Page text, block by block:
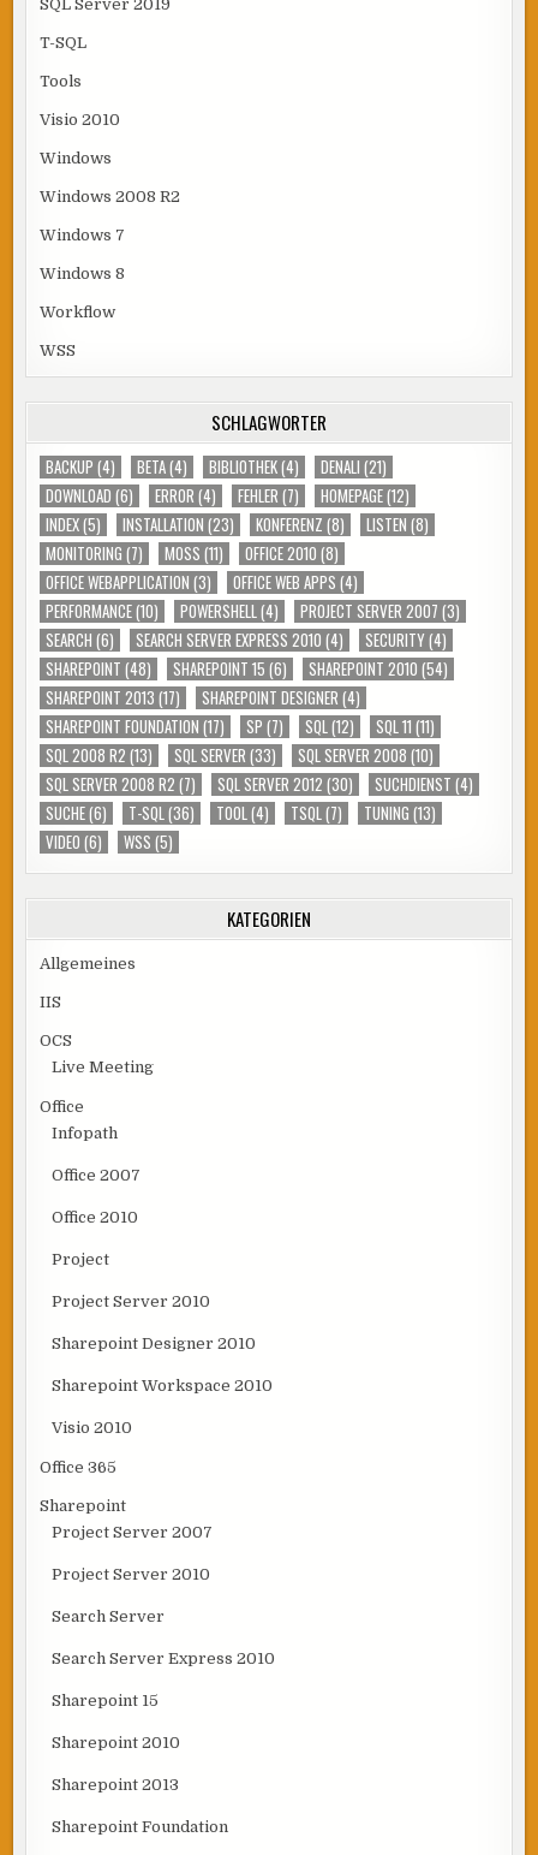
SQL Server 2019
T-SQL
Tools
Visio 2010
Windows
Windows 2008 R2
Windows 7
Windows 8
Workflow
WSS
SCHLAGWÖRTER
BACKUP (4) BETA(4) BIBLIOTHEK(4) DENALI (21)
DOWNLOAD (6) ERROR (4) FEHLER (7) HOMEPAGE(12)
INDEX(5) INSTALLATION (23) KONFERENZ (8) LISTEN (8)
MONITORING (7) MOSS (11) OFFICE 2010 (8)
OFFICE WEBAPPLICATION (3) OFFICE WEB APPS (4)
PERFORMANCE(10) POWERSHELL(4) PROJECT SERVER 2007 (3)
SEARCH (6) SEARCH SERVER EXPRESS 2010 (4) SECURITY(4)
SHAREPOINT (48) SHAREPOINT 15 (6) SHAREPOINT 2010 (54)
SHAREPOINT 2013 (17) SHAREPOINT DESIGNER (4)
SHAREPOINT FOUNDATION (17) SP (7) SQL(12) SQL 11 (11)
SQL 2008 R2 (13) SQL SERVER (33) SQL SERVER 2008 (10)
SQL SERVER 2008 R2 (7) SQL SERVER 2012 (30) SUCHDIENST (4)
SUCHE(6) T-SQL(36) TOOL(4) TSQL(7) TUNING (13)
VIDEO (6) WSS (5)
KATEGORIEN
Allgemeines
IIS
OCS
Live Meeting
Office
Infopath
Office 2007
Office 2010
Project
Project Server 2010
Sharepoint Designer 2010
Sharepoint Workspace 2010
Visio 2010
Office 365
Sharepoint
Project Server 2007
Project Server 2010
Search Server
Search Server Express 2010
Sharepoint 15
Sharepoint 2010
Sharepoint 2013
Sharepoint Foundation